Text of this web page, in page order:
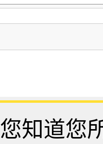
您知道您